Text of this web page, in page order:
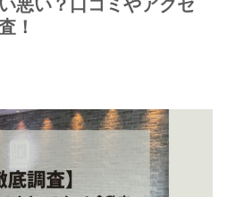
悪い？口コミやアクセ
！